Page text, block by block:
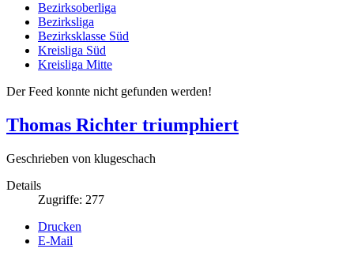
Bezirksoberliga
Bezirksliga
Bezirksklasse Süd
Kreisliga Süd
Kreisliga Mitte
Der Feed konnte nicht gefunden werden!
Thomas Richter triumphiert
Geschrieben von klugeschach
Details
Zugriffe: 277
Drucken
E-Mail